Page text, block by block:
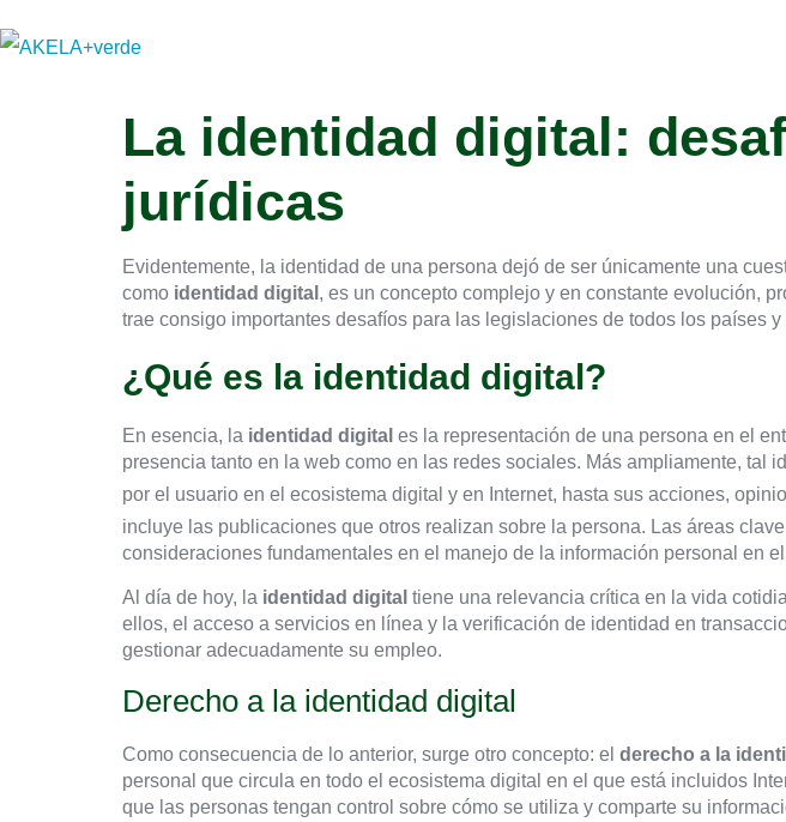
La identidad digital:
jurídicas
Evidentemente, la identidad de una persona dejó de ser únicamente una
como identidad digital , es un concepto complejo y en constante evolución,
trae consigo importantes desafíos para las legislaciones de todos los países
¿Qué es la identidad digital?
En esencia, la identidad digital es la representación de una persona en el
presencia tanto en la web como en las redes sociales. Más ampliamente,
por el usuario en el ecosistema digital y en Internet, hasta sus acciones,
incluye las publicaciones que otros realizan sobre la persona. Las áreas
consideraciones fundamentales en el manejo de la información personal en
Al día de hoy, la identidad digital tiene una relevancia crítica en la vida
ellos, el acceso a servicios en línea y la verificación de identidad en
gestionar adecuadamente su empleo.
Derecho a la identidad digital
Como consecuencia de lo anterior, surge otro concepto: el derecho a la
personal que circula en todo el ecosistema digital en el que está incluidos
que las personas tengan control sobre cómo se utiliza y comparte su